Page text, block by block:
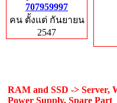
707959997
คน ตั้งแต่ กันยายน
2547
RAM and SSD -> Server,
Power Supply, Spare Part